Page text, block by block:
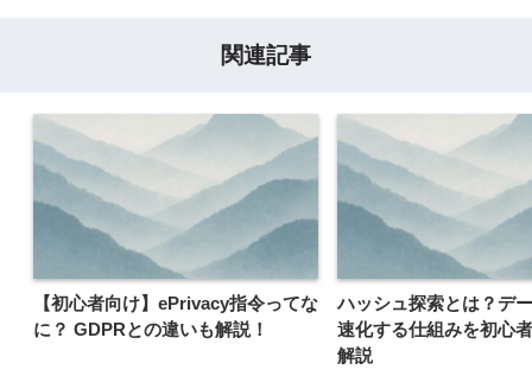
関連記事
【初心者向け】ePrivacy指令ってな
に？ GDPRとの違いも解説！
ハッシュ探索とは？デ
速化する仕組みを初心
解説